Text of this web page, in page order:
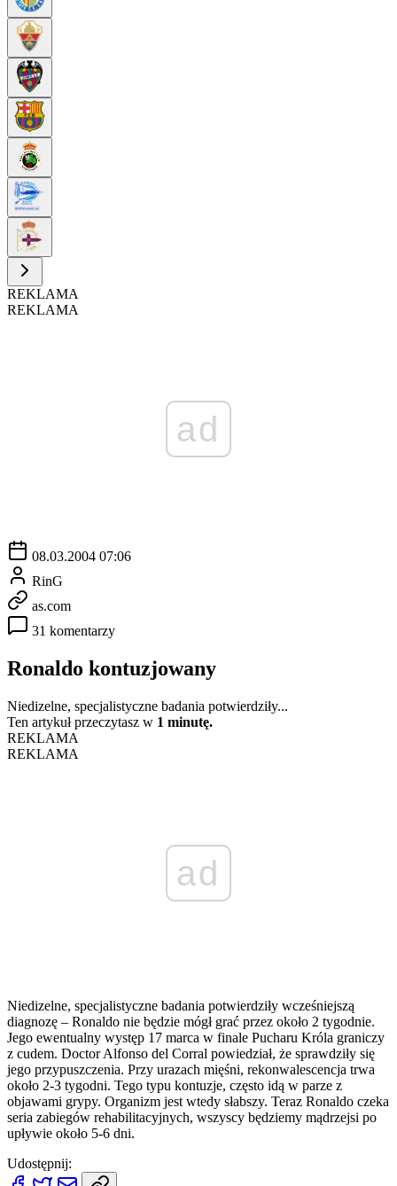
REKLAMA
REKLAMA
ad
08.03.2004 07:06
RinG
as.com
31 komentarzy
Ronaldo kontuzjowany
Niedizelne, specjalistyczne badania potwierdziły...
Ten artykuł przeczytasz w 1 minutę.
REKLAMA
REKLAMA
ad
Niedizelne, specjalistyczne badania potwierdziły wcześniejszą
diagnozę – Ronaldo nie będzie mógł grać przez około 2 tygodnie.
Jego ewentualny występ 17 marca w finale Pucharu Króla graniczy
z cudem. Doctor Alfonso del Corral powiedział, że sprawdziły się
jego przypuszczenia. Przy urazach mięśni, rekonwalescencja trwa
około 2-3 tygodni. Tego typu kontuzje, często idą w parze z
objawami grypy. Organizm jest wtedy słabszy. Teraz Ronaldo czeka
seria zabiegów rehabilitacyjnych, wszyscy będziemy mądrzejsi po
upływie około 5-6 dni.
Udostępnij: